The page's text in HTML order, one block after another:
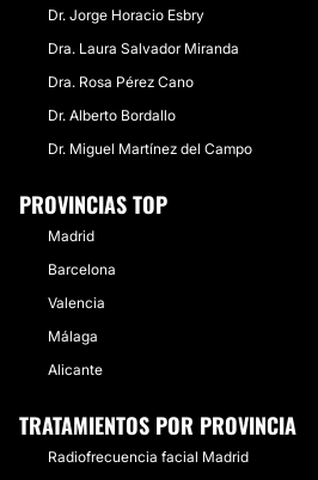
Dr. Jorge Horacio Esbry
Dra. Laura Salvador Miranda
Dra. Rosa Pérez Cano
Dr. Alberto Bordallo
Dr. Miguel Martí­nez del Campo
PROVINCIAS TOP
Madrid
Barcelona
Valencia
Málaga
Alicante
TRATAMIENTOS POR PROVINCIA
Radiofrecuencia facial Madrid